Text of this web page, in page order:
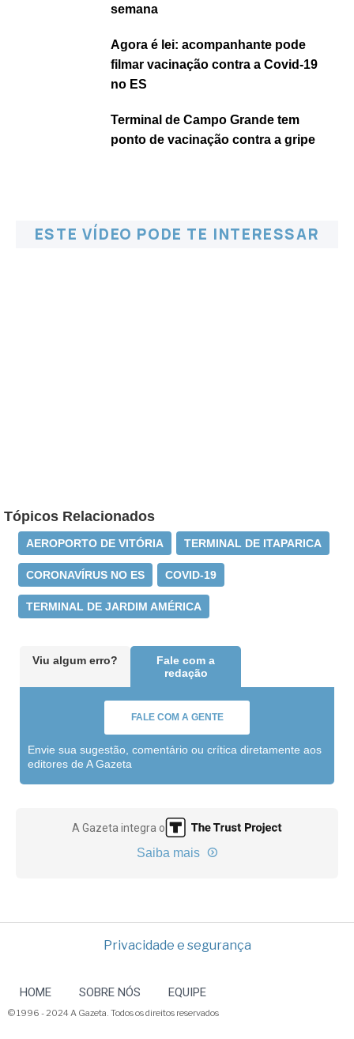
semana
Agora é lei: acompanhante pode
filmar vacinação contra a Covid-19
no ES
Terminal de Campo Grande tem
ponto de vacinação contra a gripe
ESTE VÍDEO PODE TE INTERESSAR
Tópicos Relacionados
AEROPORTO DE VITÓRIA TERMINAL DE ITAPARICA
CORONAVÍRUS NO ES COVID-19
TERMINAL DE JARDIM AMÉRICA
Viu algum erro?
Fale com a
redação
FALE COM A GENTE
Envie sua sugestão, comentário ou crítica diretamente aos
editores de A Gazeta
A Gazeta integra o
Saiba mais
Privacidade e segurança
HOME SOBRE NÓS EQUIPE
© 1996 - 2024 A Gazeta. Todos os direitos reservados